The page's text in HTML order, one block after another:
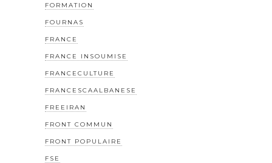
FORMATION
FOURNAS
FRANCE
FRANCE INSOUMISE
FRANCECULTURE
FRANCESCAALBANESE
FREEIRAN
FRONT COMMUN
FRONT POPULAIRE
FSE